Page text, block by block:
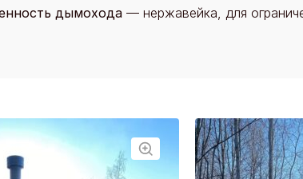
дымохода — нержавейка, для